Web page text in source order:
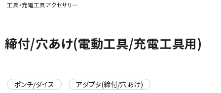
ACCOUNT MENU
meeting_room ログイン person 会員登録
工具・充電工具アクセサリー
締付/穴あけ(電動工具/充電工具用)
ポンチ/ダイス
アダプタ(締付/穴あけ)